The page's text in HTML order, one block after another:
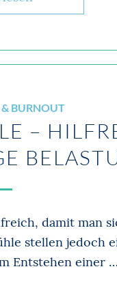
& BURNOUT
–
damit man
stellen jedoch
Entstehen einer …